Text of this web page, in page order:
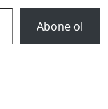
Abone ol